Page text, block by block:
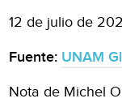
12 de julio de
Fuente: UNAM
Nota de Michel